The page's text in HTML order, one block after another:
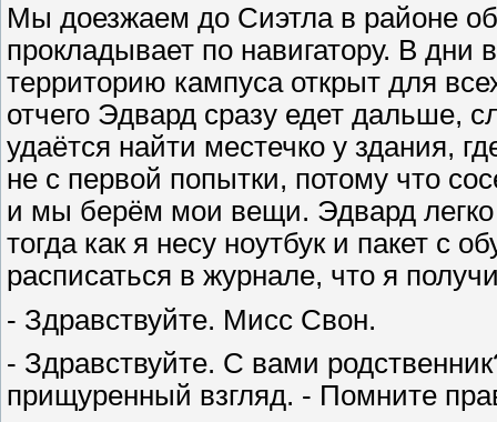
Мы доезжаем до Сиэтла в районе
прокладывает по навигатору. В дни
территорию кампуса открыт для
отчего Эдвард сразу едет дальше,
удаётся найти местечко у здания,
не с первой попытки, потому что
и мы берём мои вещи. Эдвард легко
тогда как я несу ноутбук и пакет с
расписаться в журнале, что я
- Здравствуйте. Мисс Свон.
- Здравствуйте. С вами
прищуренный взгляд. - Помните